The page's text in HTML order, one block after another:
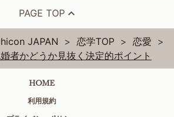
PAGE TOP
JAPAN 恋学TOP
恋愛
者かどうか見抜く決定的ポイント
HOME
利用規約